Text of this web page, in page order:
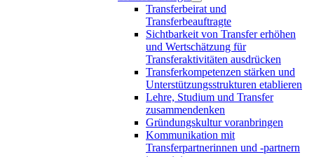
Transferbeirat und
Transferbeauftragte
Sichtbarkeit von Transfer erhöhen
und Wertschätzung für
Transferaktivitäten ausdrücken
Transferkompetenzen stärken und
Unterstützungsstrukturen etablieren
Lehre, Studium und Transfer
zusammendenken
Gründungskultur voranbringen
Kommunikation mit
Transferpartnerinnen und -partnern